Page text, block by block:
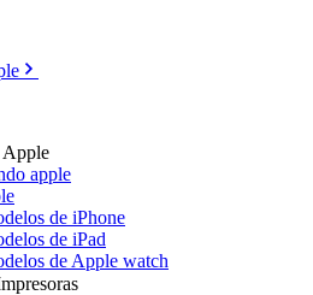
apple
de iPhone
de iPad
de Apple watch